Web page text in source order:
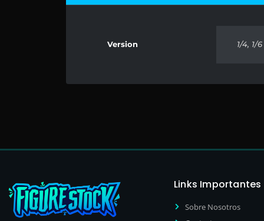
Version 1/4, 1/6
Links Importantes
Sobre Nosotros